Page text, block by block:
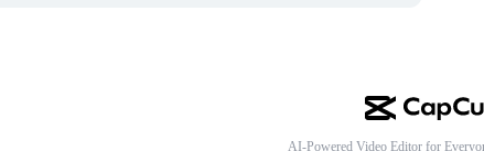
AI-Powered Video Editor for